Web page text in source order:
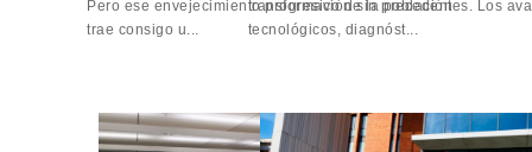
Pero ese envejecimiento progresivo de la población
trae consigo u...
transformación sin precedentes. Los
tecnológicos, diagnóst...